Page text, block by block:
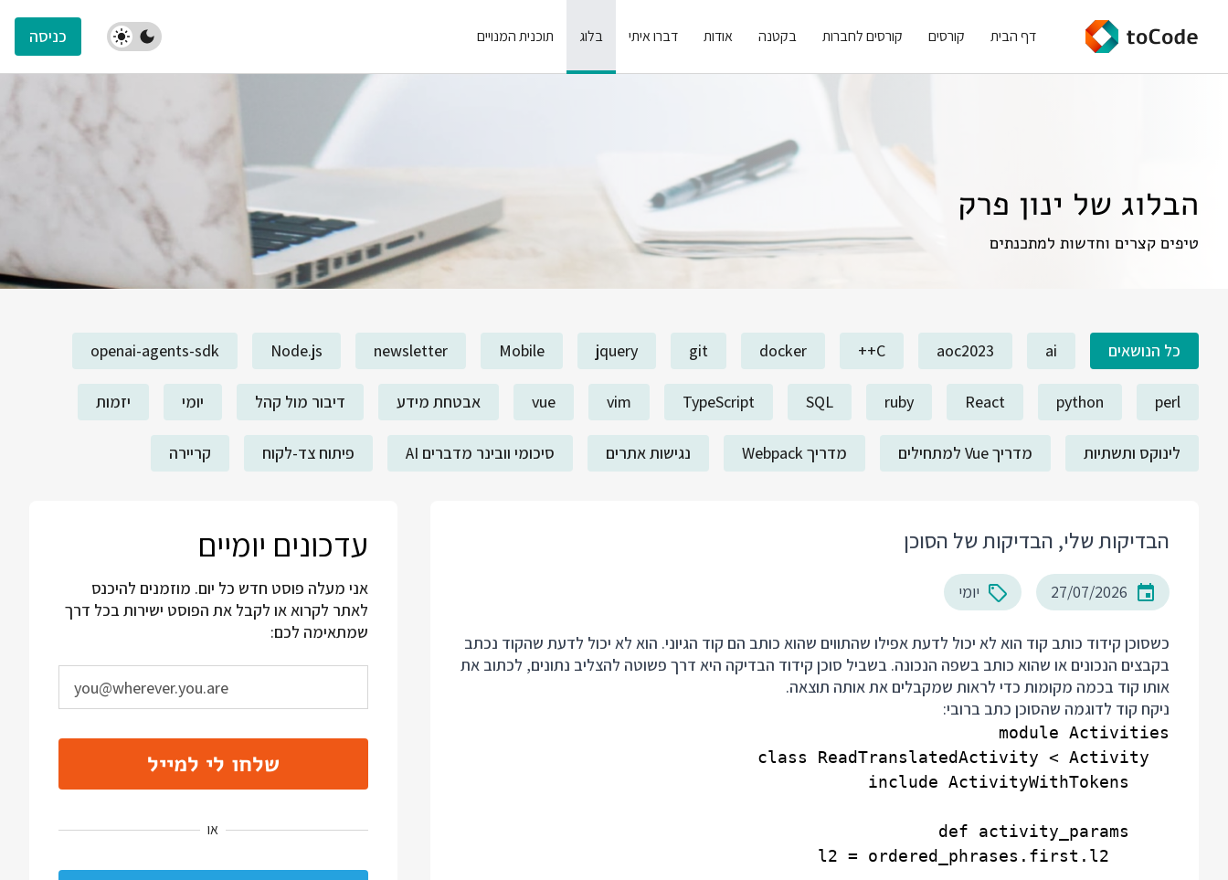
דף הבית קורסים קורסים לחברות בקטנה אודות דברו איתי בלוג תוכנית המנויים כניסה
הבלוג של ינון פרק
טיפים קצרים וחדשות למתכנתים
כל הנושאים ai
aoc2023
C++
docker
git
jquery
Mobile
newsletter
Node.js
openai-agents-sdk
perl
python
React
ruby
SQL
TypeScript
vim
vue אבטחת מידע דיבור מול קהל יומי יזמות
לינוקס ותשתיות מדריך Vue למתחילים מדריך Webpack נגישות אתרים סיכומי וובינר מדברים AI פיתוח צד-לקוח קריירה
הבדיקות שלי, הבדיקות של הסוכן
27/07/2026 יומי
כשסוכן קידוד כותב קוד הוא לא יכול לדעת אפילו שהתווים שהוא כותב הם קוד הגיוני. הוא לא יכול לדעת שהקוד נכתב
בקבצים הנכונים או שהוא כותב בשפה הנכונה. בשביל סוכן קידוד הבדיקה היא דרך פשוטה להצליב נתונים, לכתוב את
אותו קוד בכמה מקומות כדי לראות שמקבלים את אותה תוצאה.
ניקח קוד לדוגמה שהסוכן כתב ברובי:
עדכונים יומיים
אני מעלה פוסט חדש כל יום. מוזמנים להיכנס
לאתר לקרוא או לקבל את הפוסט ישירות בכל דרך
שמתאימה לכם:
שלחו לי למייל
או